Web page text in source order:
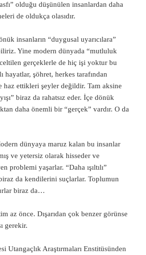
olduğu düşünülen insanlardan daha
de oldukça olasıdır.
insanların “duygusal uyarıcılara”
Yine modern dünyada “mutluluk
gerçeklerle de hiç işi yoktur bu
hayatlar, şöhret, herkes tarafından
ettikleri şeyler değildir. Tam aksine
biraz da rahatsız eder. İçe dönük
daha önemli bir “gerçek” vardır. O da
dünyaya maruz kalan bu insanlar
ve yetersiz olarak hisseder ve
problemi yaşarlar. “Daha ışıltılı”
da kendilerini suçlarlar. Toplumun
biraz da…
az önce. Dışarıdan çok benzer görünse
gerekir.
Utangaçlık Araştırmaları Enstitüsünden